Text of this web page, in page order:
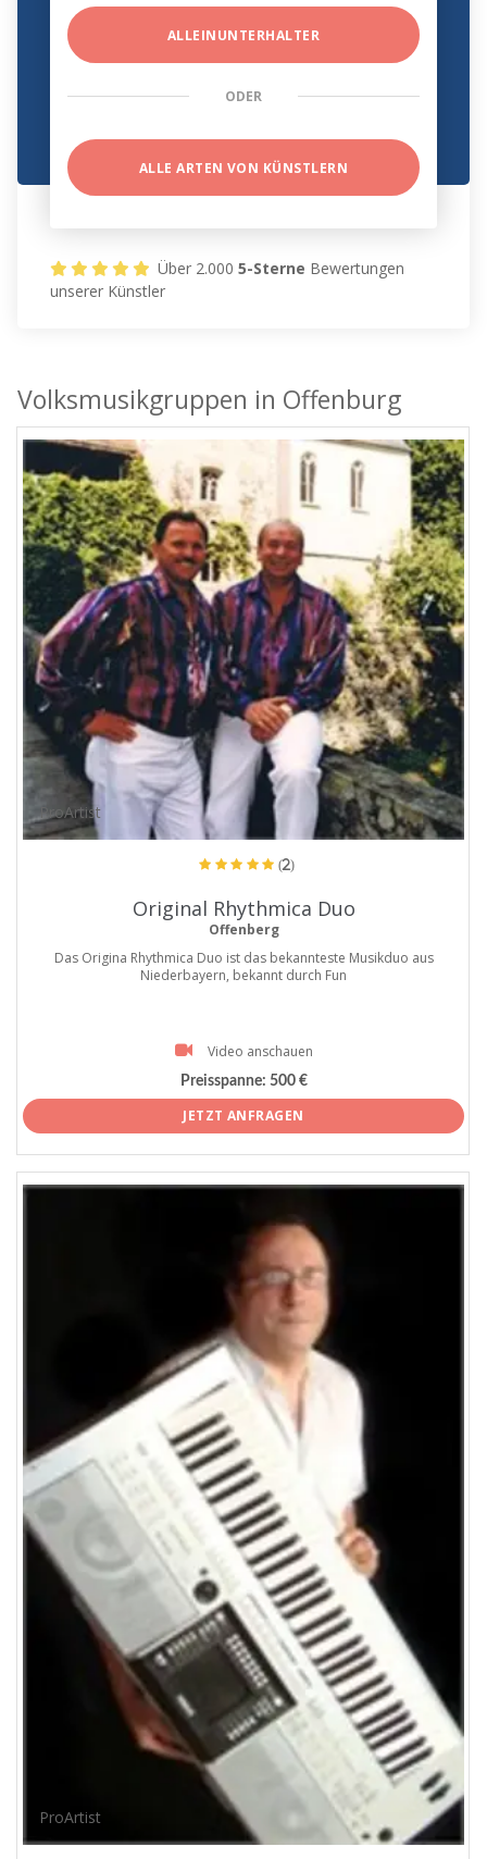
ALLEINUNTERHALTER
ODER
ALLE ARTEN VON KÜNSTLERN
Über 2.0005-Sterne Bewertungen
unserer Künstler
Volksmusikgruppen in Offenburg
ProArtist
(2)
Original Rhythmica Duo
Offenberg
Das Origina Rhythmica Duo ist das bekannteste Musikduo aus
Niederbayern, bekannt durch Fun
Video anschauen
Preisspanne: 500 €
JETZT ANFRAGEN
ProArtist